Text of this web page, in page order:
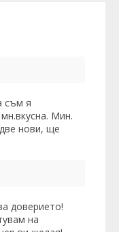
съм я
Мин.
нови, ще
доверието!
на